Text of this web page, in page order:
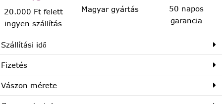
20.000 Ft felett
ingyen szállítás
Magyar gyártás
50 napos
garancia
Szállítási idő
Fizetés
Vászon mérete